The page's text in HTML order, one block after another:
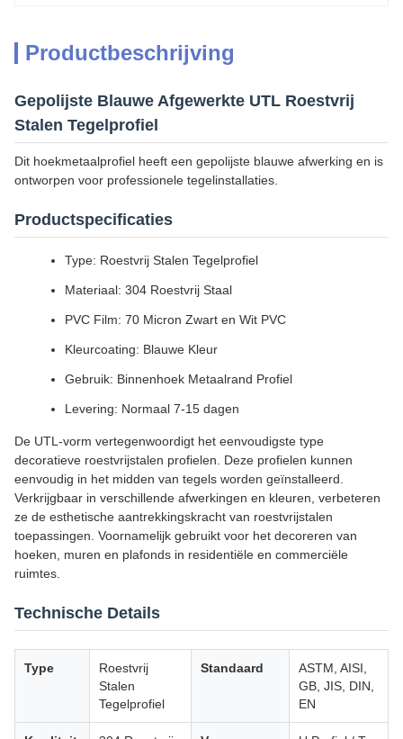
Productbeschrijving
Gepolijste Blauwe Afgewerkte UTL Roestvrij
Stalen Tegelprofiel
Dit hoekmetaalprofiel heeft een gepolijste blauwe afwerking en is
ontworpen voor professionele tegelinstallaties.
Productspecificaties
Type: Roestvrij Stalen Tegelprofiel
Materiaal: 304 Roestvrij Staal
PVC Film: 70 Micron Zwart en Wit PVC
Kleurcoating: Blauwe Kleur
Gebruik: Binnenhoek Metaalrand Profiel
Levering: Normaal 7-15 dagen
De UTL-vorm vertegenwoordigt het eenvoudigste type
decoratieve roestvrijstalen profielen. Deze profielen kunnen
eenvoudig in het midden van tegels worden geïnstalleerd.
Verkrijgbaar in verschillende afwerkingen en kleuren, verbeteren
ze de esthetische aantrekkingskracht van roestvrijstalen
toepassingen. Voornamelijk gebruikt voor het decoreren van
hoeken, muren en plafonds in residentiële en commerciële
ruimtes.
Technische Details
Type
Roestvrij
Stalen
Tegelprofiel
Standaard
ASTM, AISI,
GB, JIS, DIN,
EN